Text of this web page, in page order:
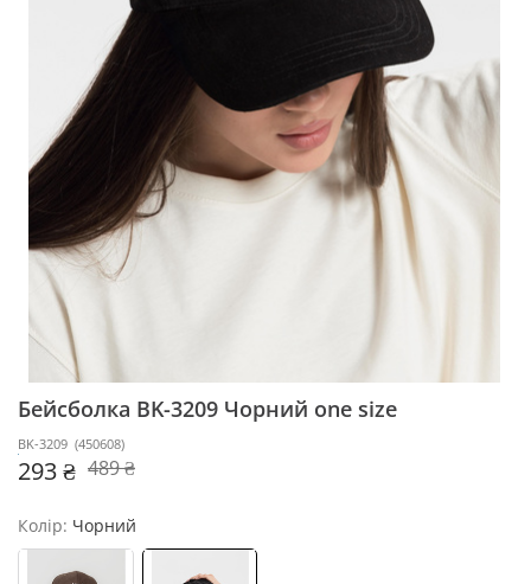
Бейсболка BK-3209 Чорний one size
BK-3209 (450608)
293 ₴ 489 ₴
Колір: Чорний